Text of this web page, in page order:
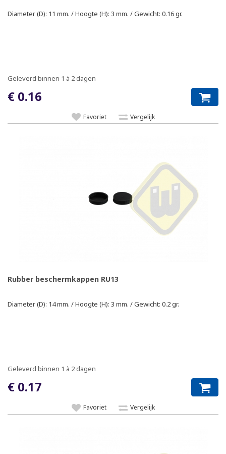
Diameter (D): 11 mm. / Hoogte (H): 3 mm. / Gewicht: 0.16 gr.
Geleverd binnen 1 à 2 dagen
€ 0.16
Favoriet Vergelijk
Rubber beschermkappen RU13
Diameter (D): 14 mm. / Hoogte (H): 3 mm. / Gewicht: 0.2 gr.
Geleverd binnen 1 à 2 dagen
€ 0.17
Favoriet Vergelijk